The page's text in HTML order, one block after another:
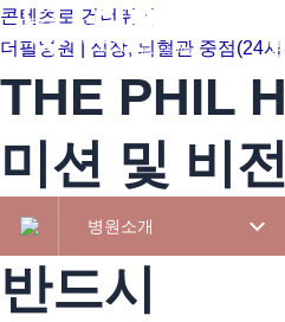
콘텐츠로 건너뛰기
더필병원 | 심장, 뇌혈관 중점(24
THE PHIL
미션 및 비전
병원소개
반드시